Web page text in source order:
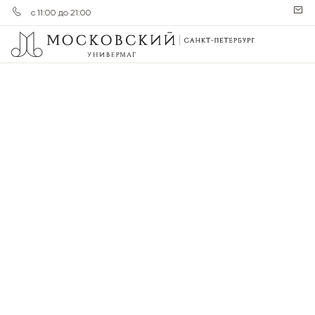
с 11:00 до 21:00